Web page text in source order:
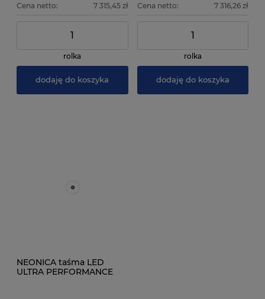
Cena netto:
7 315,45 zł
rolka
dodaję do koszyka
Cena netto:
7 316,26 zł
rolka
dodaję do koszyka
NEONICA taśma LED
ULTRA PERFORMANCE